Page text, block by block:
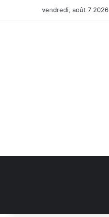
vendredi, août 7 2026